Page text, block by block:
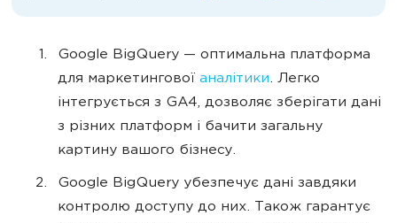
Google BigQuery — оптимальна платформа
для маркетингової аналітики. Легко
інтегрується з GA4, дозволяє зберігати дані
з різних платформ і бачити загальну
картину вашого бізнесу.
Google BigQuery убезпечує дані завдяки
контролю доступу до них. Також гарантує